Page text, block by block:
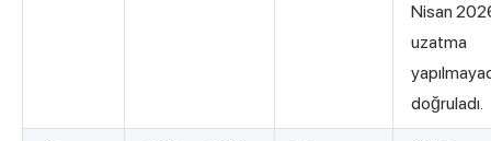
Nisan
uzatma
doğruladı.